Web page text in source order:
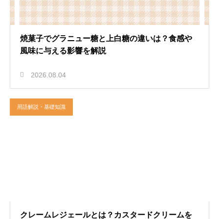
焼菓子でグラニュー糖と上白糖の違いは？食感や
風味に与える影響を解説
2026.08.04
用語解説・基礎知識
クレームレジェールとは？カスタードクリームを